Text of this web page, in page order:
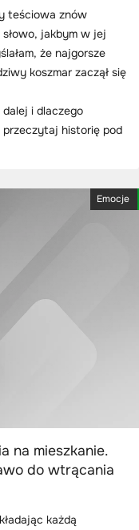
teściowa znów
jakbym w jej
że najgorsze
koszmar zaczął się
i dlaczego
historię pod
Emocje
na mieszkanie.
do wtrącania
każdą